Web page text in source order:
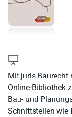
Mit juris Baurecht
Online-Bibliothek
Bau- und
Schnittstellen wie